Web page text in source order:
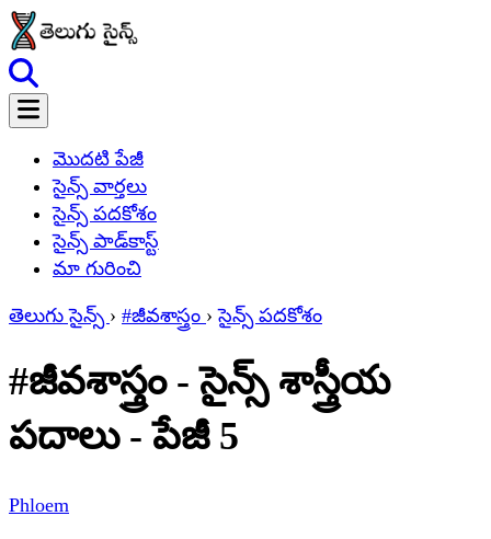
మొదటి పేజీ
సైన్స్ వార్తలు
సైన్స్ పదకోశం
సైన్స్ పాడ్‌కాస్ట్
మా గురించి
తెలుగు సైన్స్ › #జీవశాస్త్రం › సైన్స్ పదకోశం
#జీవశాస్త్రం - సైన్స్ శాస్త్రీయ
పదాలు - పేజీ 5
Phloem